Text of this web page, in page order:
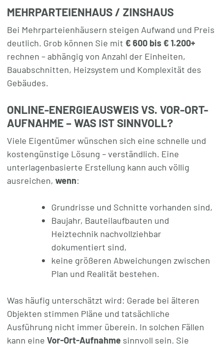
MEHRPARTEIENHAUS / ZINSHAUS
Bei Mehrparteienhäusern steigen Aufwand und Preis
deutlich. Grob können Sie mit € 600 bis € 1.200+
rechnen – abhängig von Anzahl der Einheiten,
Bauabschnitten, Heizsystem und Komplexität des
Gebäudes.
ONLINE-ENERGIEAUSWEIS VS. VOR-ORT-
AUFNAHME – WAS IST SINNVOLL?
Viele Eigentümer wünschen sich eine schnelle und
kostengünstige Lösung – verständlich. Eine
unterlagenbasierte Erstellung kann auch völlig
ausreichen, wenn:
Grundrisse und Schnitte vorhanden sind,
Baujahr, Bauteilaufbauten und
Heiztechnik nachvollziehbar
dokumentiert sind,
keine größeren Abweichungen zwischen
Plan und Realität bestehen.
Was häufig unterschätzt wird: Gerade bei älteren
Objekten stimmen Pläne und tatsächliche
Ausführung nicht immer überein. In solchen Fällen
kann eine Vor-Ort-Aufnahmesinnvoll sein. Sie